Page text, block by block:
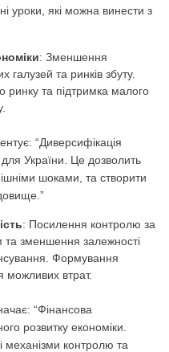
уроки, які можна винести з
: Зменшення
галузей та ринків збуту.
ринку та підтримка малого
“Диверсифікація
України. Це дозволить
шоками, та створити
: Посилення контролю за
та зменшення залежності
Формування
можливих втрат.
“Фінансова
розвитку економіки.
механізми контролю та